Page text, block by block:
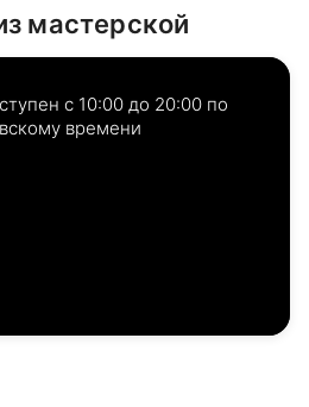
мастерской
с 10:00 до 20:00 по
времени